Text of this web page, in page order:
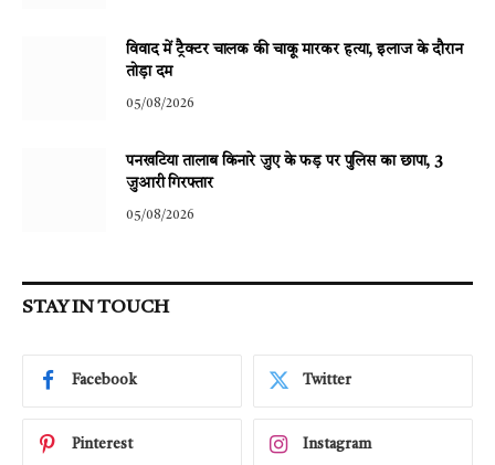
विवाद में ट्रैक्टर चालक की चाकू मारकर हत्या, इलाज के दौरान
तोड़ा दम
05/08/2026
पनखटिया तालाब किनारे जुए के फड़ पर पुलिस का छापा, 3
जुआरी गिरफ्तार
05/08/2026
STAY IN TOUCH
Facebook Twitter
Pinterest Instagram